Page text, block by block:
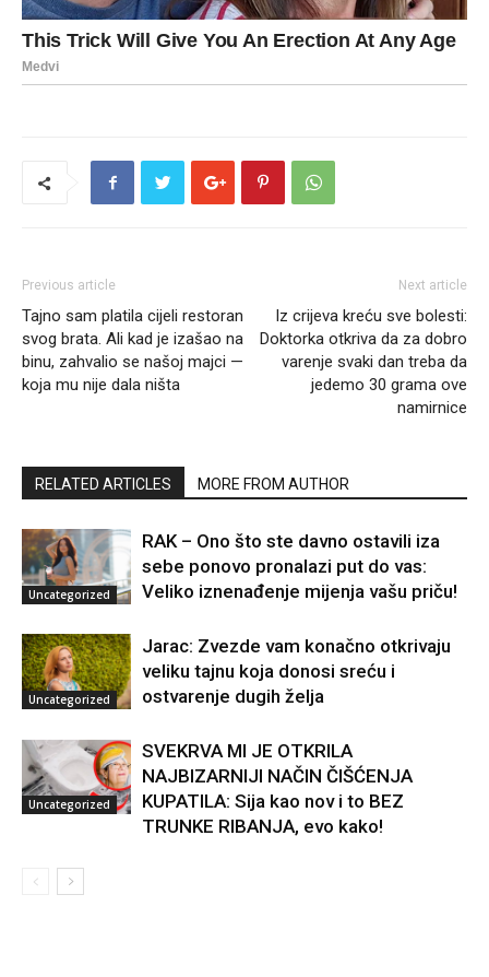
Previous article
Tajno sam platila cijeli restoran
svog brata. Ali kad je izašao na
binu, zahvalio se našoj majci —
koja mu nije dala ništa
Next article
Iz crijeva kreću sve bolesti:
Doktorka otkriva da za dobro
varenje svaki dan treba da
jedemo 30 grama ove
namirnice
RELATED ARTICLES MORE FROM AUTHOR
Uncategorized
RAK – Ono što ste davno ostavili iza
sebe ponovo pronalazi put do vas:
Veliko iznenađenje mijenja vašu priču!
Uncategorized
Jarac: Zvezde vam konačno otkrivaju
veliku tajnu koja donosi sreću i
ostvarenje dugih želja
Uncategorized
SVEKRVA MI JE OTKRILA
NAJBIZARNIJI NAČIN ČIŠĆENJA
KUPATILA: Sija kao nov i to BEZ
TRUNKE RIBANJA, evo kako!